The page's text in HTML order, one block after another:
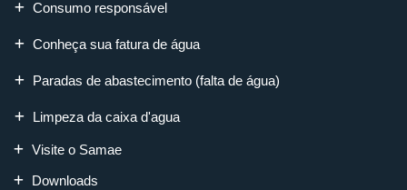
Consumo responsável
Conheça sua fatura de água
Paradas de abastecimento (falta de água)
Limpeza da caixa d'agua
Visite o Samae
Downloads